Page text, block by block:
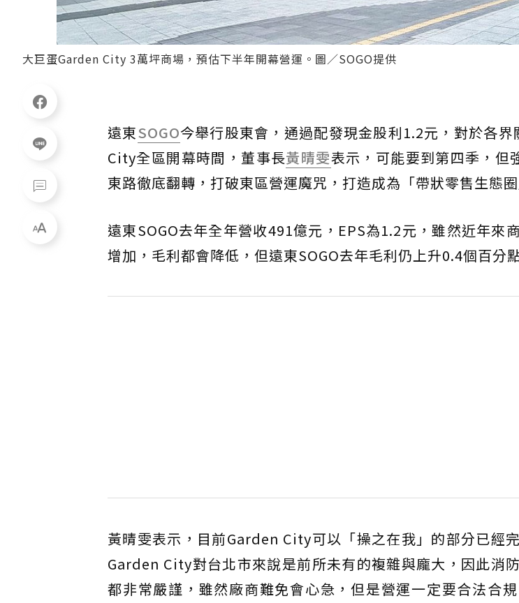
大巨蛋Garden City 3萬坪商場，預估下半年開幕營運。圖／SOGO提供
遠東SOGO今舉行股東會，通過配發現金股利1.2元，對於各界
City全區開幕時間，董事長黃晴雯表示，可能要到第四季，
東路徹底翻轉，打破東區營運魔咒，打造成為「帶狀零售生態圈
遠東SOGO去年全年營收491億元，EPS為1.2元，雖然近年來
增加，毛利都會降低，但遠東SOGO去年毛利仍上升0.4個百分
黃晴雯表示，目前Garden City可以「操之在我」的部分已經
Garden City對台北市來說是前所未有的複雜與龐大，因此消
都非常嚴謹，雖然廠商難免會心急，但是營運一定要合法合